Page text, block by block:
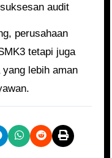
audit
tetapi juga
lebih aman